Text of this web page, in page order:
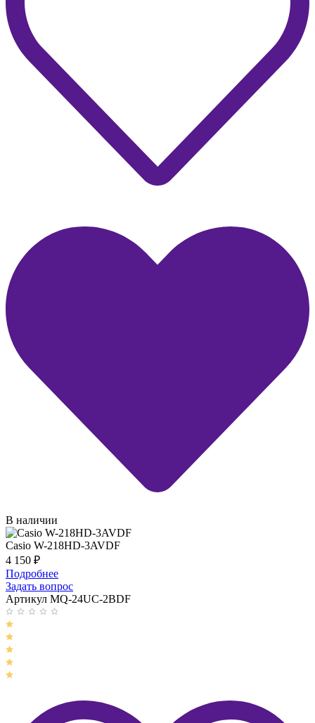
В наличии
Casio W-218HD-3AVDF
4 150 ₽
Подробнее
Задать вопрос
Артикул MQ-24UC-2BDF